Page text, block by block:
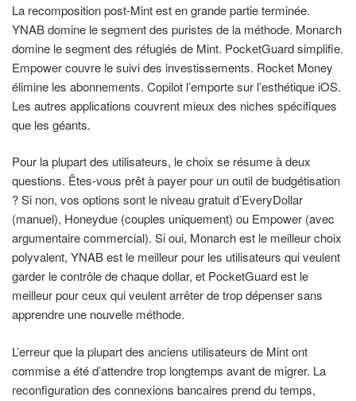
La recomposition post-Mint est en grande partie terminée.
YNAB domine le segment des puristes de la méthode. Monarch
domine le segment des réfugiés de Mint. PocketGuard simplifie.
Empower couvre le suivi des investissements. Rocket Money
élimine les abonnements. Copilot l’emporte sur l’esthétique iOS.
Les autres applications couvrent mieux des niches spécifiques
que les géants.
Pour la plupart des utilisateurs, le choix se résume à deux
questions. Êtes-vous prêt à payer pour un outil de budgétisation
? Si non, vos options sont le niveau gratuit d’EveryDollar
(manuel), Honeydue (couples uniquement) ou Empower (avec
argumentaire commercial). Si oui, Monarch est le meilleur choix
polyvalent, YNAB est le meilleur pour les utilisateurs qui veulent
garder le contrôle de chaque dollar, et PocketGuard est le
meilleur pour ceux qui veulent arrêter de trop dépenser sans
apprendre une nouvelle méthode.
L’erreur que la plupart des anciens utilisateurs de Mint ont
commise a été d’attendre trop longtemps avant de migrer. La
reconfiguration des connexions bancaires prend du temps,